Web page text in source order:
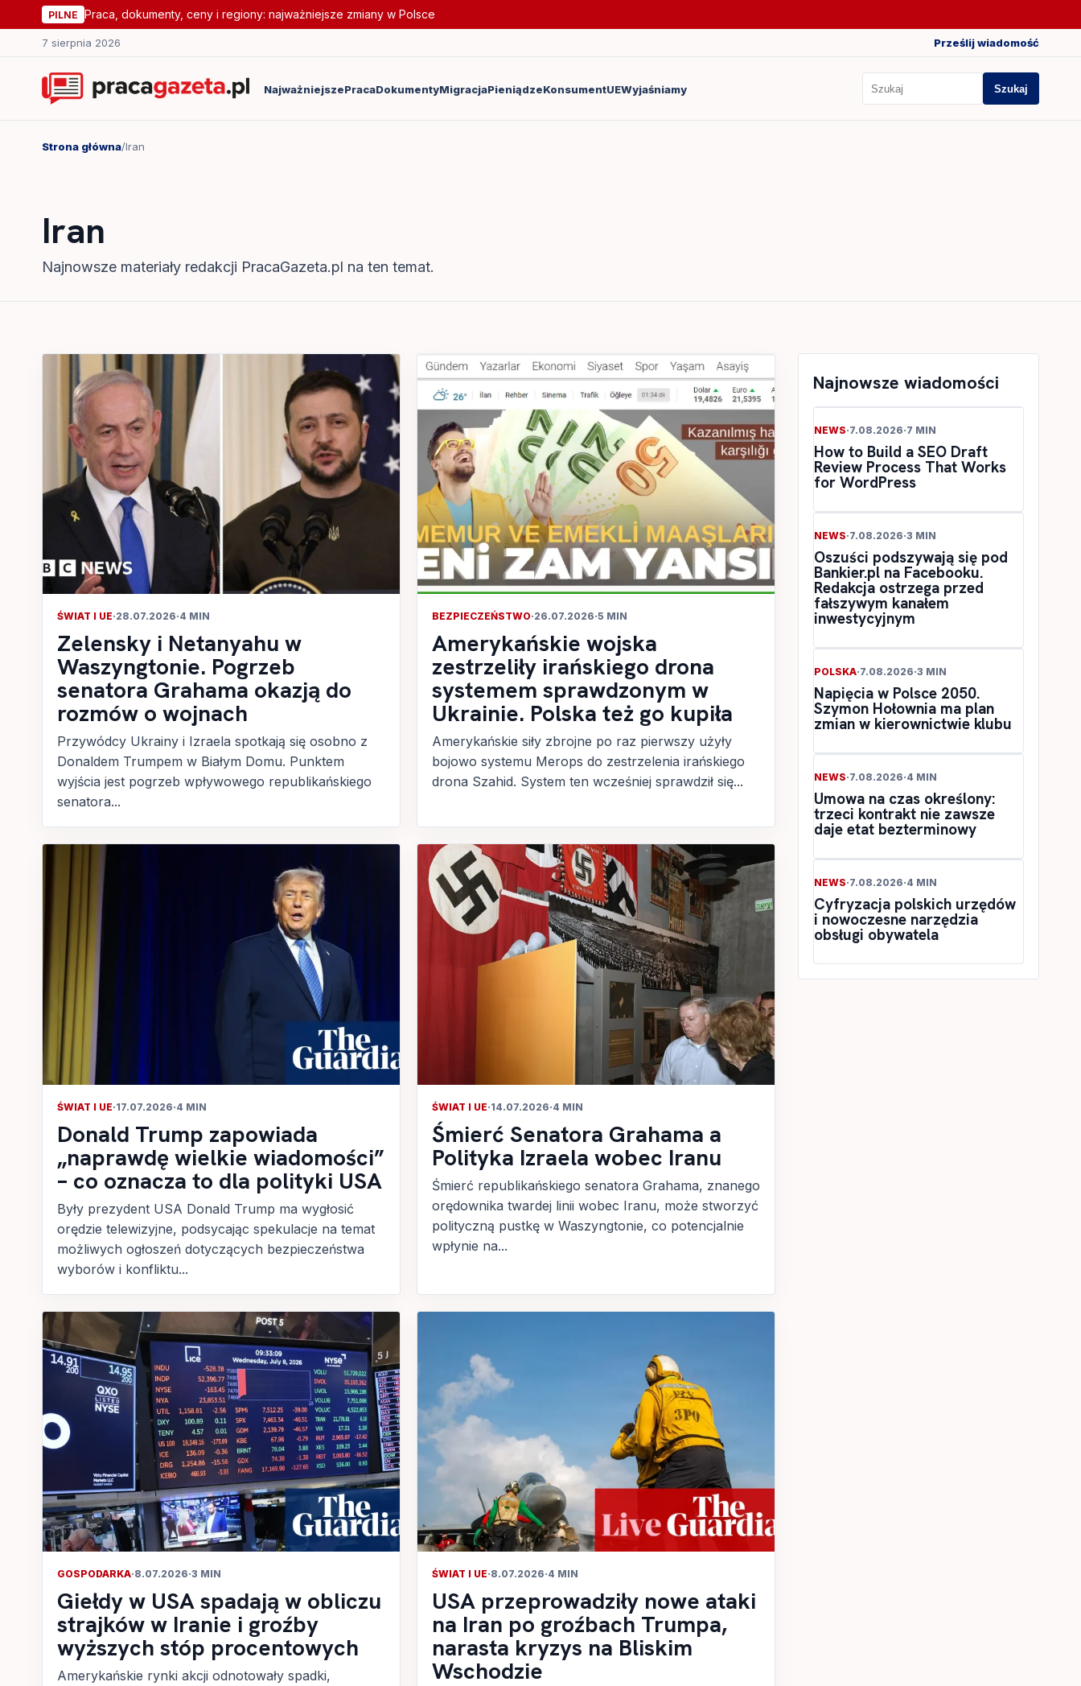
PILNE Praca, dokumenty, ceny i regiony: najważniejsze zmiany w Polsce
7 sierpnia 2026 Prześlij wiadomość
NajważniejszePracaDokumentyMigracjaPieniądzeKonsumentUEWyjaśniamy Szukaj
Szukaj
Strona główna/Iran
Iran
Najnowsze materiały redakcji PracaGazeta.pl na ten temat.
ŚWIAT I UE·28.07.2026·4 MIN
Zelensky i Netanyahu w
Waszyngtonie. Pogrzeb
senatora Grahama okazją do
rozmów o wojnach
Przywódcy Ukrainy i Izraela spotkają się osobno z
Donaldem Trumpem w Białym Domu. Punktem
wyjścia jest pogrzeb wpływowego republikańskiego
senatora...
BEZPIECZEŃSTWO·26.07.2026·5 MIN
Amerykańskie wojska
zestrzeliły irańskiego drona
systemem sprawdzonym w
Ukrainie. Polska też go kupiła
Amerykańskie siły zbrojne po raz pierwszy użyły
bojowo systemu Merops do zestrzelenia irańskiego
drona Szahid. System ten wcześniej sprawdził się...
ŚWIAT I UE·17.07.2026·4 MIN
Donald Trump zapowiada
„naprawdę wielkie wiadomości”
– co oznacza to dla polityki USA
Były prezydent USA Donald Trump ma wygłosić
orędzie telewizyjne, podsycając spekulacje na temat
możliwych ogłoszeń dotyczących bezpieczeństwa
wyborów i konfliktu...
ŚWIAT I UE·14.07.2026·4 MIN
Śmierć Senatora Grahama a
Polityka Izraela wobec Iranu
Śmierć republikańskiego senatora Grahama, znanego
orędownika twardej linii wobec Iranu, może stworzyć
polityczną pustkę w Waszyngtonie, co potencjalnie
wpłynie na...
GOSPODARKA·8.07.2026·3 MIN
Giełdy w USA spadają w obliczu
strajków w Iranie i groźby
wyższych stóp procentowych
Amerykańskie rynki akcji odnotowały spadki,
ŚWIAT I UE·8.07.2026·4 MIN
USA przeprowadziły nowe ataki
na Iran po groźbach Trumpa,
narasta kryzys na Bliskim
Wschodzie
Najnowsze wiadomości
NEWS·7.08.2026·7 MIN
How to Build a SEO Draft
Review Process That Works
for WordPress
NEWS·7.08.2026·3 MIN
Oszuści podszywają się pod
Bankier.pl na Facebooku.
Redakcja ostrzega przed
fałszywym kanałem
inwestycyjnym
POLSKA·7.08.2026·3 MIN
Napięcia w Polsce 2050.
Szymon Hołownia ma plan
zmian w kierownictwie klubu
NEWS·7.08.2026·4 MIN
Umowa na czas określony:
trzeci kontrakt nie zawsze
daje etat bezterminowy
NEWS·7.08.2026·4 MIN
Cyfryzacja polskich urzędów
i nowoczesne narzędzia
obsługi obywatela